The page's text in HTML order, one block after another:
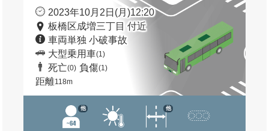
2023年10月2日(月)12:20
板橋区成増三丁目 付近
車両単独 小破事故
大型乗用車(1)
死亡(0) 負傷(1)
距離118m
他 他